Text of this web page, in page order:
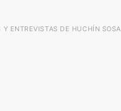
ENTREVISTAS DE HUCHÍN SOSA.